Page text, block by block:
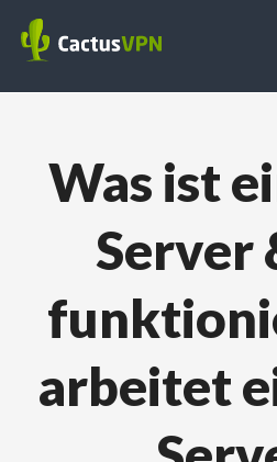
Was ist
Server
arbeitet